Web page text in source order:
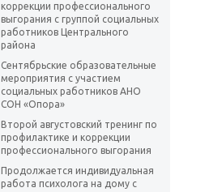
коррекции профессионального
выгорания с группой социальных
работников Центрального
района
Сентябрьские образовательные
мероприятия с участием
социальных работников АНО
СОН «Опора»
Второй августовский тренинг по
профилактике и коррекции
профессионального выгорания
Продолжается индивидуальная
работа психолога на дому с